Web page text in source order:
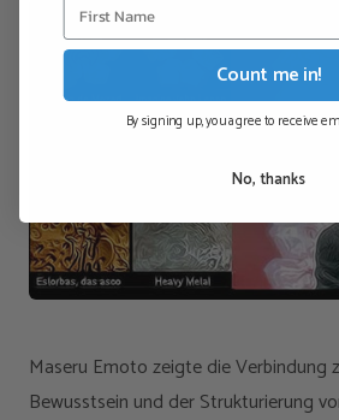
Maseru Emoto zeigte die Verbindung
Bewusstsein und der Strukturierung
Count me in!
By signing up, you agree to receive
No, thanks